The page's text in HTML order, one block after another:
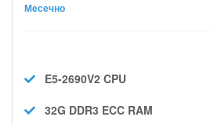
Месечно
E5-2690V2 CPU
32G DDR3 ECC RAM